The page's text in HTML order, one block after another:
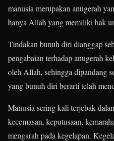
manusia merupakan anugerah
hanya Allah yang memiliki hak
Tindakan bunuh diri dianggap
pengabaian terhadap anugerah
oleh Allah, sehingga dipandang
yang bunuh diri berarti telah
Manusia sering kali terjebak
kecemasan, keputusaan,
mengarah pada kegelapan.